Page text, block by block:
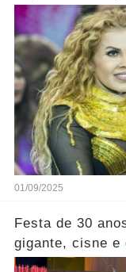
Milionária... Ver
01/09/2025
Festa de 30
gigante, cisne e